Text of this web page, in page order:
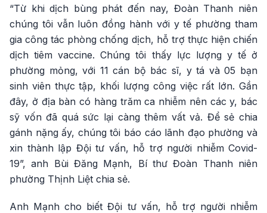
“Từ khi dịch bùng phát đến nay, Đoàn Thanh niên
chúng tôi vẫn luôn đồng hành với y tế phường tham
gia công tác phòng chống dịch, hỗ trợ thực hiện chiến
dịch tiêm vaccine. Chúng tôi thấy lực lượng y tế ở
phường mỏng, với 11 cán bộ bác sĩ, y tá và 05 bạn
sinh viên thực tập, khối lượng công việc rất lớn. Gần
đây, ở địa bàn có hàng trăm ca nhiễm nên các y, bác
sỹ vốn đã quá sức lại càng thêm vất vả. Để sẻ chia
gánh nặng ấy, chúng tôi báo cáo lãnh đạo phường và
xin thành lập Đội tư vấn, hỗ trợ người nhiễm Covid-
19”, anh Bùi Đăng Mạnh, Bí thư Đoàn Thanh niên
phường Thịnh Liệt chia sẻ.
Anh Mạnh cho biết Đội tư vấn, hỗ trợ người nhiễm